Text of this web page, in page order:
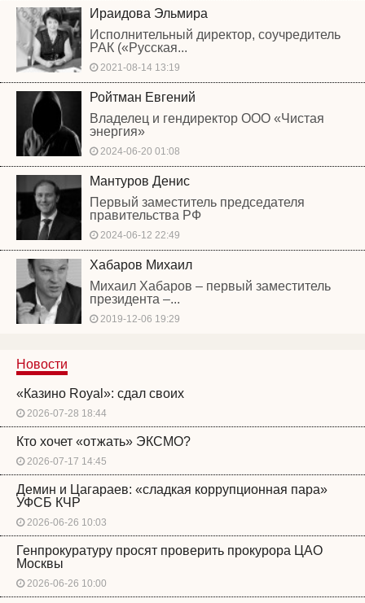
Ираидова Эльмира
Исполнительный директор, соучредитель
РАК («Русская...
2021-08-14 13:19
Ройтман Евгений
Владелец и гендиректор ООО «Чистая
энергия»
2024-06-20 01:08
Мантуров Денис
Первый заместитель председателя
правительства РФ
2024-06-12 22:49
Хабаров Михаил
Михаил Хабаров – первый заместитель
президента –...
2019-12-06 19:29
Новости
«Казино Royal»: сдал своих
2026-07-28 18:44
Кто хочет «отжать» ЭКСМО?
2026-07-17 14:45
Демин и Цагараев: «сладкая коррупционная пара»
УФСБ КЧР
2026-06-26 10:03
Генпрокуратуру просят проверить прокурора ЦАО
Москвы
2026-06-26 10:00